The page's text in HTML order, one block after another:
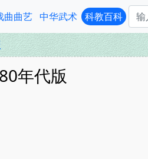
曲曲艺 中华武术 科教百科
年代版